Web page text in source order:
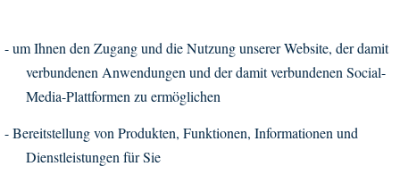
-um Ihnen den Zugang und die Nutzung unserer Website, der damit
verbundenen Anwendungen und der damit verbundenen Social-
Media-Plattformen zu ermöglichen
-Bereitstellung von Produkten, Funktionen, Informationen und
Dienstleistungen für Sie